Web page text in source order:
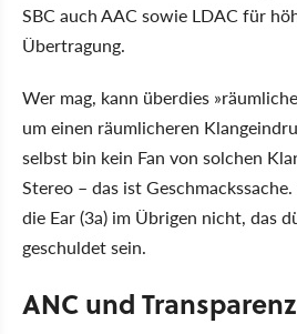
SBC auch AAC sowie LDAC für
Übertragung.
Wer mag, kann überdies
um einen räumlicheren
selbst bin kein Fan von solchen
Stereo – das ist
die Ear (3a) im Übrigen nicht, das
geschuldet sein.
ANC und Transparenz